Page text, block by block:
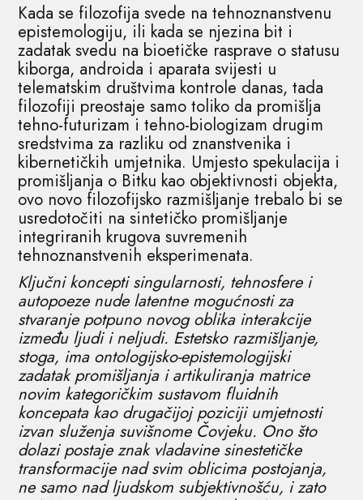
Kada se filozofija svede na tehnoznanstvenu
epistemologiju, ili kada se njezina bit i
zadatak svedu na bioetičke rasprave o statusu
kiborga, androida i aparata svijesti u
telematskim društvima kontrole danas, tada
filozofiji preostaje samo toliko da promišlja
tehno-futurizam i tehno-biologizam drugim
sredstvima za razliku od znanstvenika i
kibernetičkih umjetnika. Umjesto spekulacija i
promišljanja o Bitku kao objektivnosti objekta,
ovo novo filozofijsko razmišljanje trebalo bi se
usredotočiti na sintetičko promišljanje
integriranih krugova suvremenih
tehnoznanstvenih eksperimenata.
Ključni koncepti singularnosti, tehnosfere i
autopoeze nude latentne mogućnosti za
stvaranje potpuno novog oblika interakcije
između ljudi i neljudi. Estetsko razmišljanje,
stoga, ima ontologijsko-epistemologijski
zadatak promišljanja i artikuliranja matrice
novim kategoričkim sustavom fluidnih
koncepata kao drugačijoj poziciji umjetnosti
izvan služenja suvišnome Čovjeku. Ono što
dolazi postaje znak vladavine sinestetičke
transformacije nad svim oblicima postojanja,
ne samo nad ljudskom subjektivnošću, i zato